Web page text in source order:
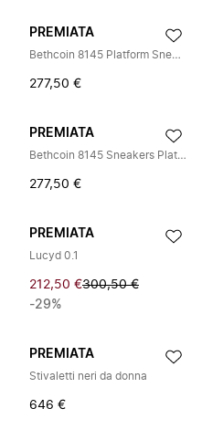
PREMIATA
Bethcoin 8145 Platform Sneakers
277,50 €
PREMIATA
Bethcoin 8145 Sneakers Platform
277,50 €
PREMIATA
Lucyd 0.1
212,50 €300,50 €
-29%
PREMIATA
Stivaletti neri da donna
646 €